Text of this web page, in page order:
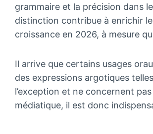
grammaire et la précision dans
distinction contribue à enrichir
croissance en 2026, à mesure
Il arrive que certains usages
des expressions argotiques
l’exception et ne concernent
médiatique, il est donc